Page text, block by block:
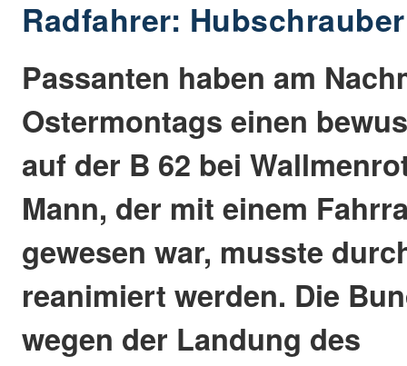
Radfahrer:
Passanten haben am
Ostermontags einen
auf der B 62 bei
Mann, der mit einem
gewesen war, musste
reanimiert werden. Die
wegen der Landung des